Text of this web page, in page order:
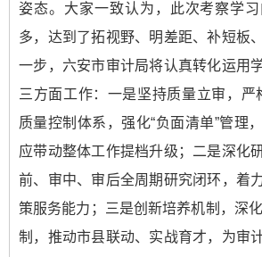
姿态。大家一致认为，此次考察学
多，达到了拓视野、明差距、补短板
一步，六安市审计局将认真转化运用
三方面工作：一是坚持质量立审，严
质量控制体系，强化“负面清单”管理
应带动整体工作提档升级；二是深化
前、审中、审后全周期研究闭环，着
策服务能力；三是创新培养机制，深
制，推动市县联动、实战育才，为审